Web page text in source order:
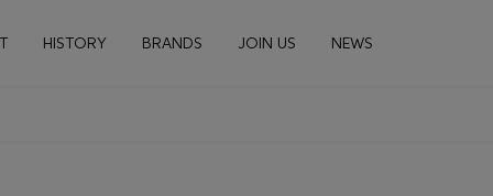
navigation
HISTORY BRANDS JOIN US NEWS